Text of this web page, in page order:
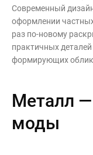
Современный
оформлении
раз по-новому
практичных
формирующих
Металл
моды